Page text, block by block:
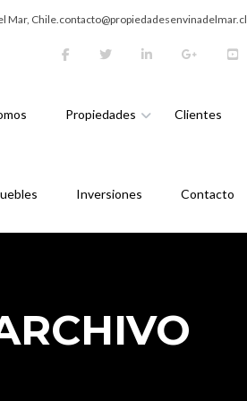
Mar, Chile.contacto@propiedadesenvinadelmar.cl
Propiedades Clientes
Inversiones Contacto